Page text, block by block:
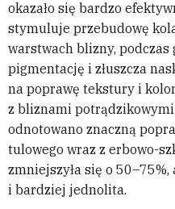
okazało się bardzo
stymuluje przebudowę
warstwach blizny,
pigmentację i złuszcza
na poprawę tekstury i
z bliznami
odnotowano znaczną
tulowego wraz z erbowo-
zmniejszyła się o 50–75%,
i bardziej jednolita.